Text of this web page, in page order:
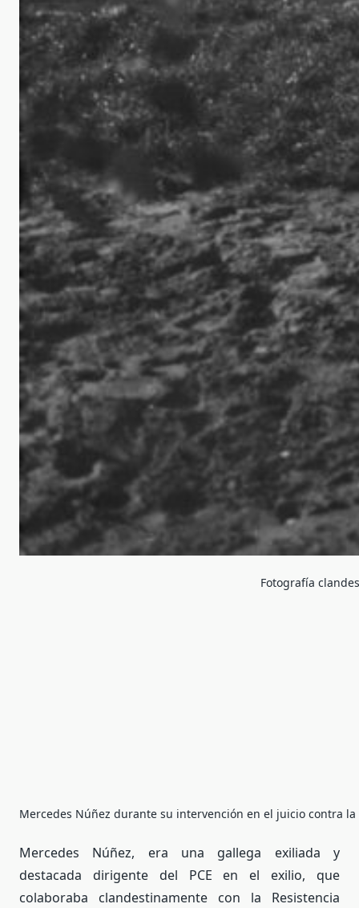
Fotografía
Mercedes Núñez durante su intervención en el juicio contra la
Mercedes Núñez, era una gallega exiliada y
destacada dirigente del PCE en el exilio, que
colaboraba clandestinamente con la Resistencia